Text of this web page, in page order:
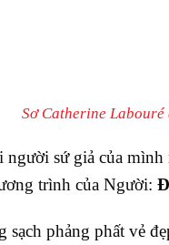
Sơ Catherine
sứ giả của
trình của Người:
sạch phảng phất vẻ